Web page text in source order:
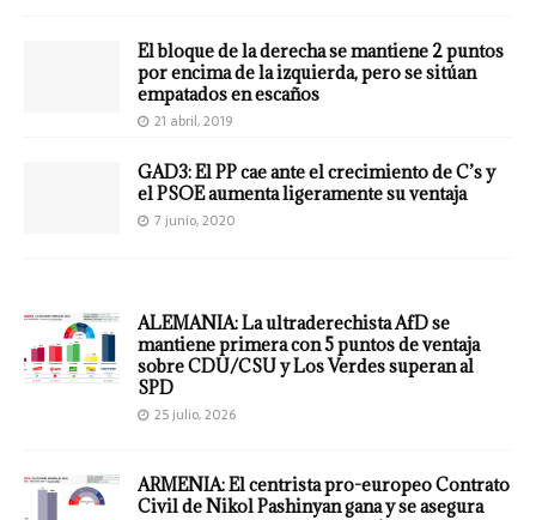
El bloque de la derecha se mantiene 2 puntos
por encima de la izquierda, pero se sitúan
empatados en escaños
21 abril, 2019
GAD3: El PP cae ante el crecimiento de C’s y
el PSOE aumenta ligeramente su ventaja
7 junio, 2020
ALEMANIA: La ultraderechista AfD se
mantiene primera con 5 puntos de ventaja
sobre CDU/CSU y Los Verdes superan al
SPD
25 julio, 2026
ARMENIA: El centrista pro-europeo Contrato
Civil de Nikol Pashinyan gana y se asegura